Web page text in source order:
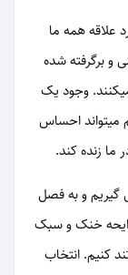
علاقه همه ما
برگرفته شده
وجود یک
میتواند احساس
ما زنده کند.
گیریم و به فصل
رایحه خنک و سبک
کنیم. انتخاب